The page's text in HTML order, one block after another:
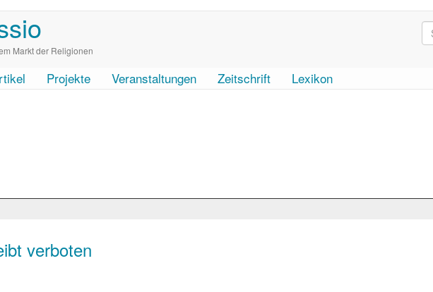
Markt der Religionen
Projekte Veranstaltungen Zeitschrift Lexikon
verboten